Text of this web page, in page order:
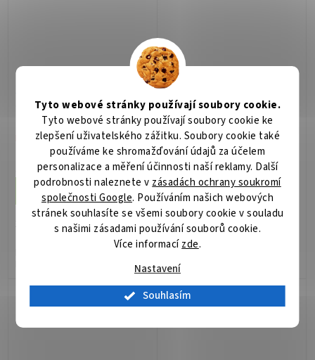
Tyto webové stránky používají soubory cookie.
Tyto webové stránky používají soubory cookie ke
zlepšení uživatelského zážitku. Soubory cookie také
používáme ke shromažďování údajů za účelem
personalizace a měření účinnosti naší reklamy. Další
podrobnosti naleznete v zásadách ochrany soukromí
společnosti Google. Používáním našich webových
stránek souhlasíte se všemi soubory cookie v souladu
s našimi zásadami používání souborů cookie.
Více informacízde.
Nastavení
Souhlasím
článek, LC/PC samec-
samice, 12dB
Není skladem
234 Kč/ ks
Do košíku
XtendLan FOA-P12LC; Slouží k
zatlumení optického výkonu v
případě přesycení přijímačů.
straně...
XtendLan Útlumový
článek, LC/PC samec-
samice, 6dB
Skladem(2 ks)
234 Kč / ks
Do košíku
XtendLan FOA-P06LC; Slouží k
zatlumení optického výkonu v
případě přesycení přijímačů.
Rovněž vhodné pro ověření
přenosové marže optické
trasy. Modul má na jedné
straně...